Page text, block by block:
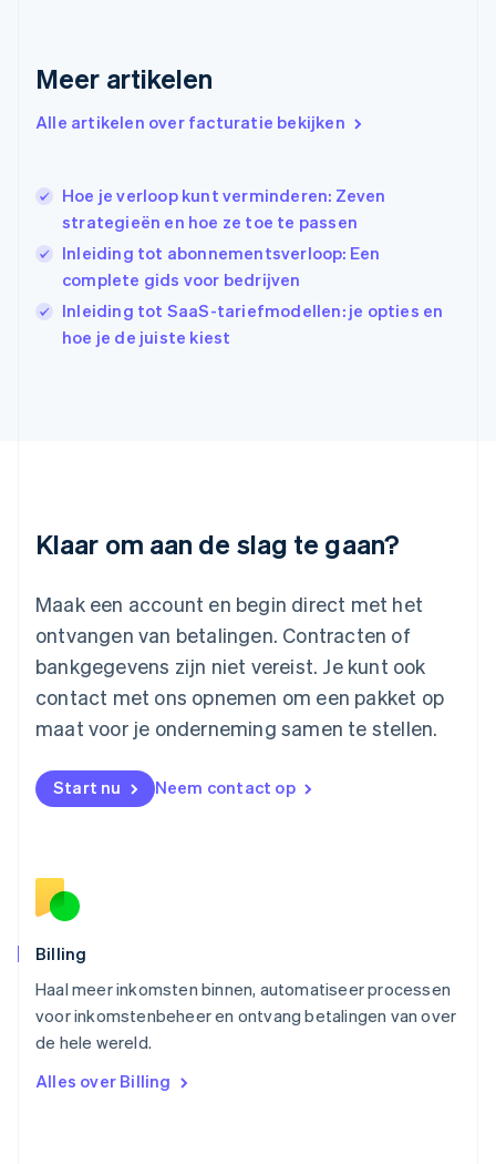
Meer artikelen
Alle artikelen over facturatie bekijken
Hoe je verloop kunt verminderen: Zeven
strategieën en hoe ze toe te passen
Inleiding tot abonnementsverloop: Een
complete gids voor bedrijven
Inleiding tot SaaS-tariefmodellen: je opties en
hoe je de juiste kiest
Klaar om aan de slag te gaan?
Maak een account en begin direct met het
ontvangen van betalingen. Contracten of
bankgegevens zijn niet vereist. Je kunt ook
contact met ons opnemen om een pakket op
maat voor je onderneming samen te stellen.
Start nu Neem contact op
Billing
Haal meer inkomsten binnen, automatiseer processen
voor inkomstenbeheer en ontvang betalingen van over
de hele wereld.
Alles over Billing
Hongarije
Hongkong SAR, China
English
India
English
Italië
ItalianoEnglish
日本語English
Kroatië
FrançaisDeutschEnglish
English
Malta
English
Mexico
Nederland
NederlandsEnglish
English
Noorwegen
English
Portugal
Português
English
Singapore
English简体中文
EnglishItaliano